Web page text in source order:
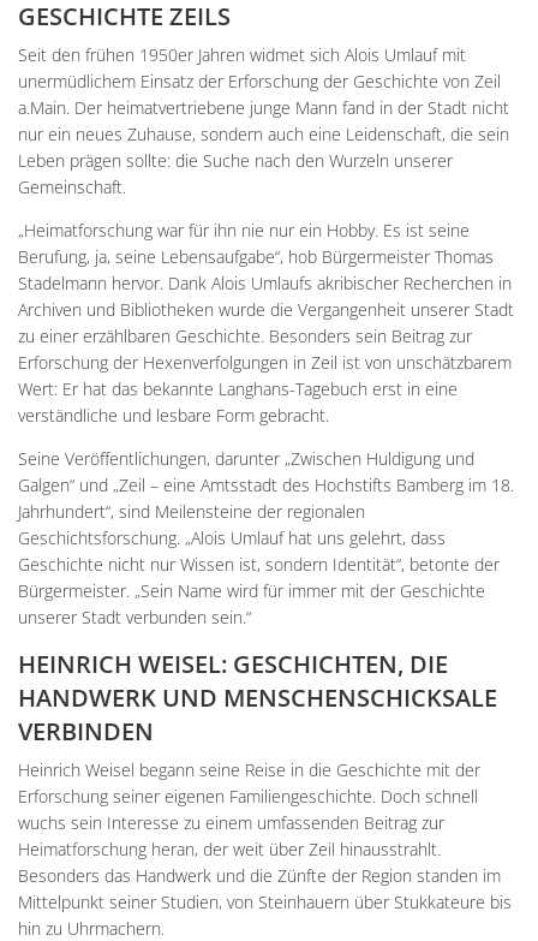
GESCHICHTE ZEILS
Seit den frühen 1950er Jahren widmet sich Alois Umlauf mit
unermüdlichem Einsatz der Erforschung der Geschichte von Zeil
a.Main. Der heimatvertriebene junge Mann fand in der Stadt nicht
nur ein neues Zuhause, sondern auch eine Leidenschaft, die sein
Leben prägen sollte: die Suche nach den Wurzeln unserer
Gemeinschaft.
„Heimatforschung war für ihn nie nur ein Hobby. Es ist seine
Berufung, ja, seine Lebensaufgabe“, hob Bürgermeister Thomas
Stadelmann hervor. Dank Alois Umlaufs akribischer Recherchen in
Archiven und Bibliotheken wurde die Vergangenheit unserer Stadt
zu einer erzählbaren Geschichte. Besonders sein Beitrag zur
Erforschung der Hexenverfolgungen in Zeil ist von unschätzbarem
Wert: Er hat das bekannte Langhans-Tagebuch erst in eine
verständliche und lesbare Form gebracht.
Seine Veröffentlichungen, darunter „Zwischen Huldigung und
Galgen“ und „Zeil – eine Amtsstadt des Hochstifts Bamberg im 18.
Jahrhundert“, sind Meilensteine der regionalen
Geschichtsforschung. „Alois Umlauf hat uns gelehrt, dass
Geschichte nicht nur Wissen ist, sondern Identität“, betonte der
Bürgermeister. „Sein Name wird für immer mit der Geschichte
unserer Stadt verbunden sein.“
HEINRICH WEISEL: GESCHICHTEN, DIE
HANDWERK UND MENSCHENSCHICKSALE
VERBINDEN
Heinrich Weisel begann seine Reise in die Geschichte mit der
Erforschung seiner eigenen Familiengeschichte. Doch schnell
wuchs sein Interesse zu einem umfassenden Beitrag zur
Heimatforschung heran, der weit über Zeil hinausstrahlt.
Besonders das Handwerk und die Zünfte der Region standen im
Mittelpunkt seiner Studien, von Steinhauern über Stukkateure bis
hin zu Uhrmachern.